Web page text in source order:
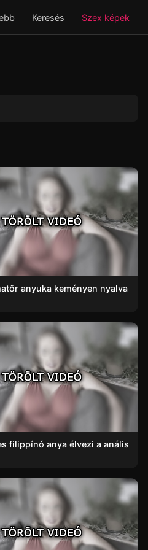
Keresés Szex képek
anyuka keményen nyalva
filippínó anya élvezi a anális